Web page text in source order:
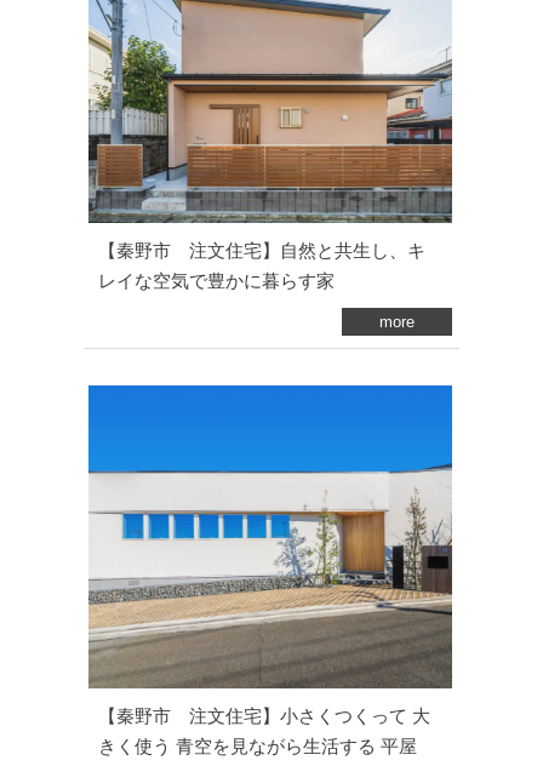
【秦野市 注文住宅】自然と共生し、キ
レイな空気で豊かに暮らす家
more
【秦野市 注文住宅】小さくつくって 大
きく使う 青空を見ながら生活する 平屋